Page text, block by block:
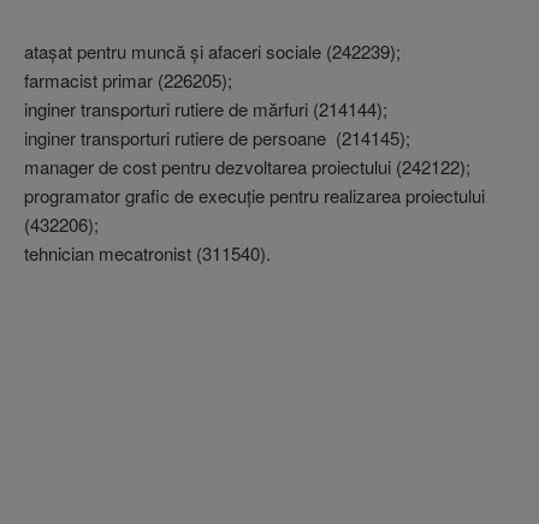
ataşat pentru muncă şi afaceri sociale (242239);
farmacist primar (226205);
inginer transporturi rutiere de mărfuri (214144);
inginer transporturi rutiere de persoane (214145);
manager de cost pentru dezvoltarea proiectului (242122);
programator grafic de execuţie pentru realizarea proiectului
(432206);
tehnician mecatronist (311540).